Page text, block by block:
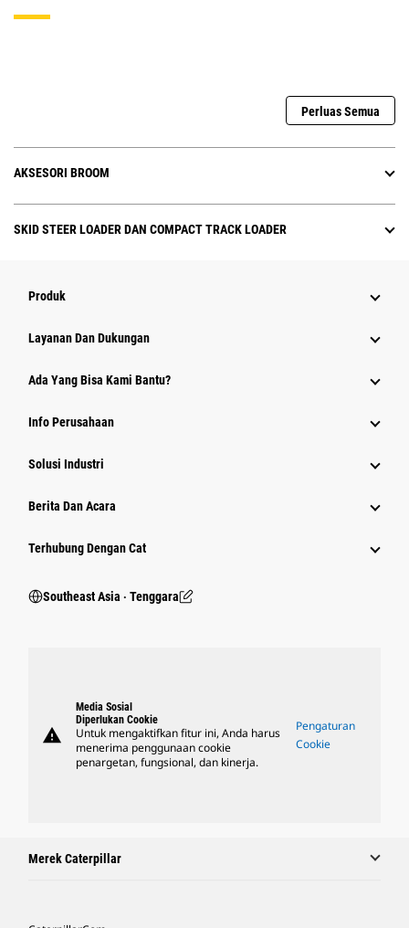
Perluas Semua
AKSESORI BROOM
SKID STEER LOADER DAN COMPACT TRACK LOADER
Produk
Layanan Dan Dukungan
Ada Yang Bisa Kami Bantu?
Info Perusahaan
Solusi Industri
Berita Dan Acara
Terhubung Dengan Cat
Southeast Asia ‧ Tenggara
warning
Media Sosial
Diperlukan Cookie
Untuk mengaktifkan fitur ini, Anda harus
menerima penggunaan cookie
penargetan, fungsional, dan kinerja.
Pengaturan
Cookie
Merek Caterpillar